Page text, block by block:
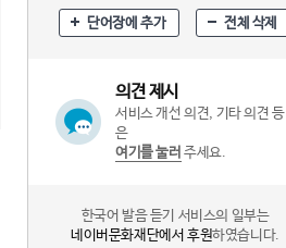
단어장에 추가 전체 삭제
의견 제시
서비스 개선 의견, 기타 의견 등
은
여기를 눌러 주세요.
한국어 발음 듣기 서비스의 일부는
네이버문화재단에서 후원하였습니다.